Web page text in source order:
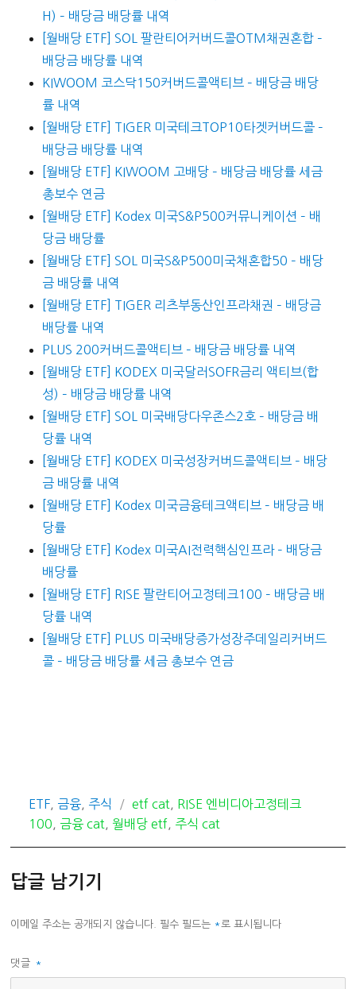
H) – 배당금 배당률 내역
[월배당 ETF] SOL 팔란티어커버드콜OTM채권혼합 –
배당금 배당률 내역
KIWOOM 코스닥150커버드콜액티브 – 배당금 배당
률 내역
[월배당 ETF] TIGER 미국테크TOP10타겟커버드콜 –
배당금 배당률 내역
[월배당 ETF] KIWOOM 고배당 – 배당금 배당률 세금
총보수 연금
[월배당 ETF] Kodex 미국S&P500커뮤니케이션 – 배
당금 배당률
[월배당 ETF] SOL 미국S&P500미국채혼합50 – 배당
금 배당률 내역
[월배당 ETF] TIGER 리츠부동산인프라채권 – 배당금
배당률 내역
PLUS 200커버드콜액티브 – 배당금 배당률 내역
[월배당 ETF] KODEX 미국달러SOFR금리 액티브(합
성) – 배당금 배당률 내역
[월배당 ETF] SOL 미국배당다우존스2호 – 배당금 배
당률 내역
[월배당 ETF] KODEX 미국성장커버드콜액티브 – 배당
금 배당률 내역
[월배당 ETF] Kodex 미국금융테크액티브 – 배당금 배
당률
[월배당 ETF] Kodex 미국AI전력핵심인프라 – 배당금
배당률
[월배당 ETF] RISE 팔란티어고정테크100 – 배당금 배
당률 내역
[월배당 ETF] PLUS 미국배당증가성장주데일리커버드
콜 – 배당금 배당률 세금 총보수 연금
카
테
ETF, 금융, 주식
태
그
etf cat, RISE 엔비디아고정테크
100, 금융 cat, 월배당 etf, 주식 cat
답글 남기기
이메일 주소는 공개되지 않습니다. 필수 필드는 *로 표시됩니다
댓글 *